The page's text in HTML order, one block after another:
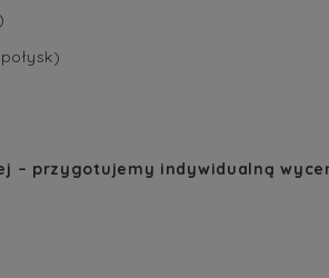
– przygotujemy indywidualną